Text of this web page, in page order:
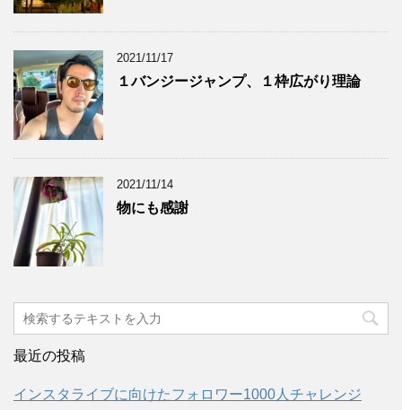
2021/11/17
１バンジージャンプ、１枠広がり理論
2021/11/14
物にも感謝
最近の投稿
インスタライブに向けたフォロワー1000人チャレンジ